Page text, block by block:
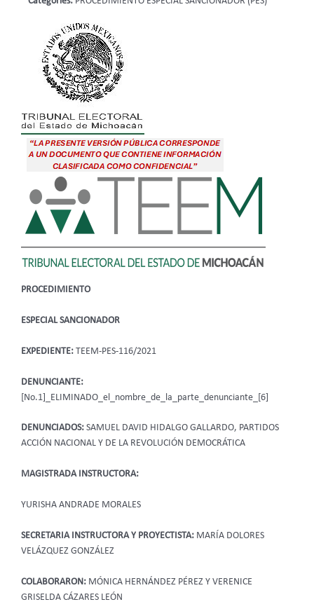
PROCEDIMIENTO
ESPECIAL SANCIONADOR
EXPEDIENTE: TEEM-PES-116/2021
DENUNCIANTE:
[No.1]_ELIMINADO_el_nombre_de_la_parte_denunciante_[6]
DENUNCIADOS: SAMUEL DAVID HIDALGO GALLARDO, PARTIDOS
ACCIÓN NACIONAL Y DE LA REVOLUCIÓN DEMOCRÁTICA
MAGISTRADA INSTRUCTORA:
YURISHA ANDRADE MORALES
SECRETARIA INSTRUCTORA Y PROYECTISTA: MARÍA DOLORES
VELÁZQUEZ GONZÁLEZ
COLABORARON: MÓNICA HERNÁNDEZ PÉREZ Y VERENICE
GRISELDA CÁZARES LEÓN